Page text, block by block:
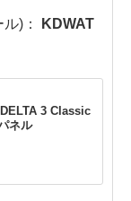
)：
KDWAT
3 Classic
ネル